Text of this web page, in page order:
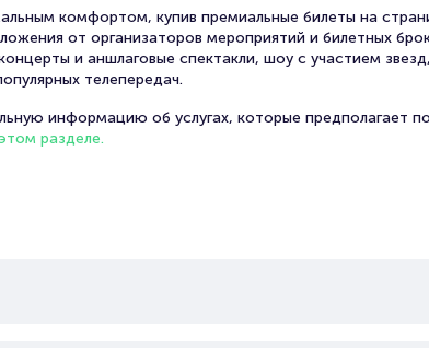
актриса Московского Художественного
Тимофеев завершил обучение в Театральном училище
1989 году, обучаясь на курсе под руководством В.
он стал частью труппы Художественного театра.
комфортом, купив премиальные билеты на
от организаторов мероприятий и билетных
и аншлаговые спектакли, шоу с участием
телепередач.
информацию об услугах, которые предполагает
разделе.